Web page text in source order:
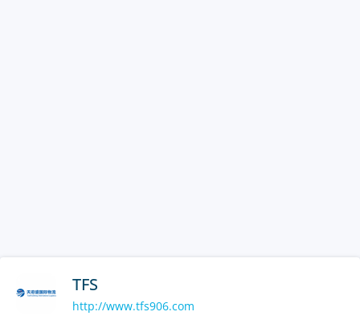
TFS
http://www.tfs906.com